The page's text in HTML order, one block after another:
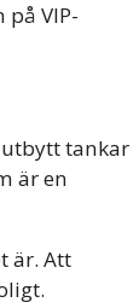
VIP-
utbytt tankar
är en
är. Att